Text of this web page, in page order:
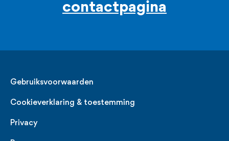
contactpagina
Legal
Gebruiksvoorwaarden
Cookieverklaring & toestemming
Privacy